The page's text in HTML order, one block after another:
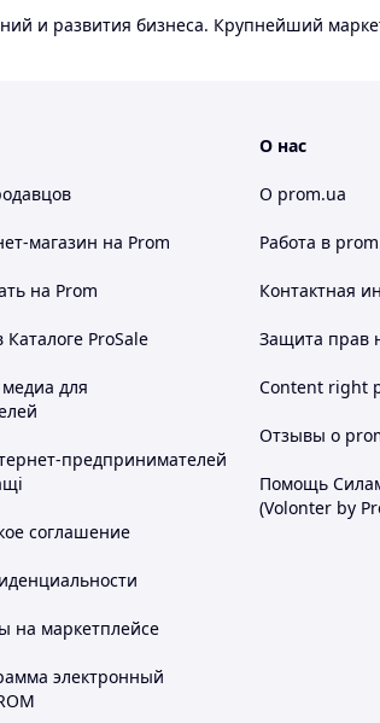
и развития бизнеса. Крупнейший
магазин на Prom
на Prom
ProSale
для
предпринимателей
соглашение
на маркетплейсе
электронный
О нас
О prom.ua
Работа в
Контактная
Защита прав
Content right
Отзывы о
Помощь
(Volonter by